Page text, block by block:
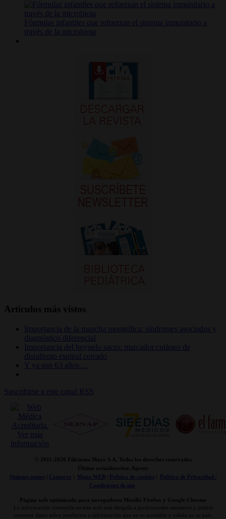
Fórmulas infantiles que refuerzan el sistema inmunitario a
través de la microbiota
Artículos más vistos
Importancia de la mancha mongólica: síndromes asociados y
diagnóstico diferencial
Importancia del hoyuelo sacro: marcador cutáneo de
disrafismo espinal cerrado
Y ya son 63 años…
Suscribirse a este canal RSS
© 2011- 2026 Ediciones Mayo S.A. Todos los derechos reservados
Última actualización: Agosto
Quienes somos| Contacto Mapa WEB| Politica de cookies|
Politica de Privacidad /
Condiciones de uso
Página web optimizada para navegadores Mozilla Firefox y Google Chrome
La información contenida en esta web está dirigida a profesionales sanitarios y podría
contener datos sobre productos o información que no es accesible o válida en su país.